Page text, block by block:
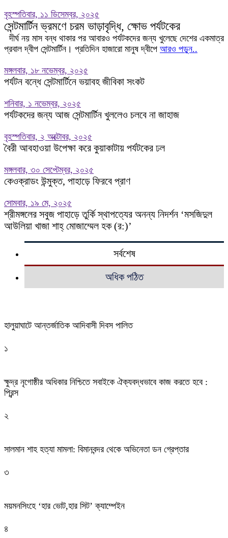
বৃহস্পতিবার, ১১ ডিসেম্বর, ২০২৫
সেন্টমার্টিন ভ্রমণে চরম ভাড়াবৃদ্ধি, ক্ষোভ পর্যটকের
দীর্ঘ নয় মাস বন্ধ থাকার পর আবারও পর্যটকদের জন্য খুলেছে দেশের একমাত্র
প্রবাল দ্বীপ সেন্টমার্টিন। প্রতিদিন হাজারো মানুষ দ্বীপে আরও পড়ুন..
মঙ্গলবার, ১৮ নভেম্বর, ২০২৫
পর্যটন বন্ধে সেন্টমার্টিনে ভয়াবহ জীবিকা সংকট
শনিবার, ১ নভেম্বর, ২০২৫
পর্যটকদের জন্য আজ সেন্টমার্টিন খুললেও চলবে না জাহাজ
বৃহস্পতিবার, ২ অক্টোবর, ২০২৫
বৈরী আবহাওয়া উপেক্ষা করে কুয়াকাটায় পর্যটকের ঢল
মঙ্গলবার, ৩০ সেপ্টেম্বর, ২০২৫
কেওক্রাডং উন্মুক্ত, পাহাড়ে ফিরবে প্রাণ
সোমবার, ১৯ মে, ২০২৫
শ্রীমঙ্গলের সবুজ পাহাড়ে তুর্কি স্থাপত্যের অনন্য নিদর্শন ‘মসজিদুল
আউলিয়া খাজা শাহ্‌ মোজাম্মেল হক (র:)’
সর্বশেষ
অধিক পঠিত
হালুয়াঘাটে আন্তর্জাতিক আদিবাসী দিবস পালিত
১
ক্ষুদ্র নৃগোষ্ঠীর অধিকার নিশ্চিতে সবাইকে ঐক্যবদ্ধভাবে কাজ করতে হবে :
প্রিন্স
২
সালমান শাহ হত্যা মামলা: বিমানবন্দর থেকে অভিনেতা ডন গ্রেপ্তার
৩
ময়মনসিংহে ‘হার ভোট,হার সিট’ ক্যাম্পেইন
৪